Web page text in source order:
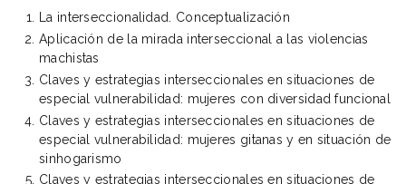
La interseccionalidad. Conceptualización
Aplicación de la mirada interseccional a las violencias
machistas
Claves y estrategias interseccionales en situaciones de
especial vulnerabilidad: mujeres con diversidad funcional
Claves y estrategias interseccionales en situaciones de
especial vulnerabilidad: mujeres gitanas y en situación de
sinhogarismo
Claves y estrategias interseccionales en situaciones de